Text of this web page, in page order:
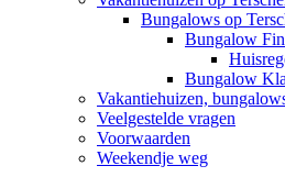
Bungalows op
Bungalow
Bungalow
Vakantiehuizen,
Veelgestelde vragen
Voorwaarden
Weekendje weg